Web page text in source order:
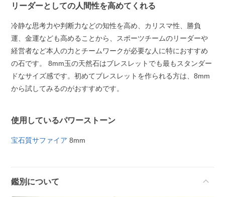
リーダーとしての人間性を高めてくれる
冷静な思考力や判断力などの知性を高め、カリスマ性、勝負
運、金運なども高めることから、スポーツチームのリーダーや
経営者など本人の力とチームワークが必要な人に特におすすめ
の石です。 8mm玉の天然石はブレスレットでも最もスタンダー
ドなサイズ感です。初めてブレスレットを作られる方は、8mm
から試してみるのがおすすめです。
使用しているパワーストーン
宝石質サファイア 8mm
鑑別について